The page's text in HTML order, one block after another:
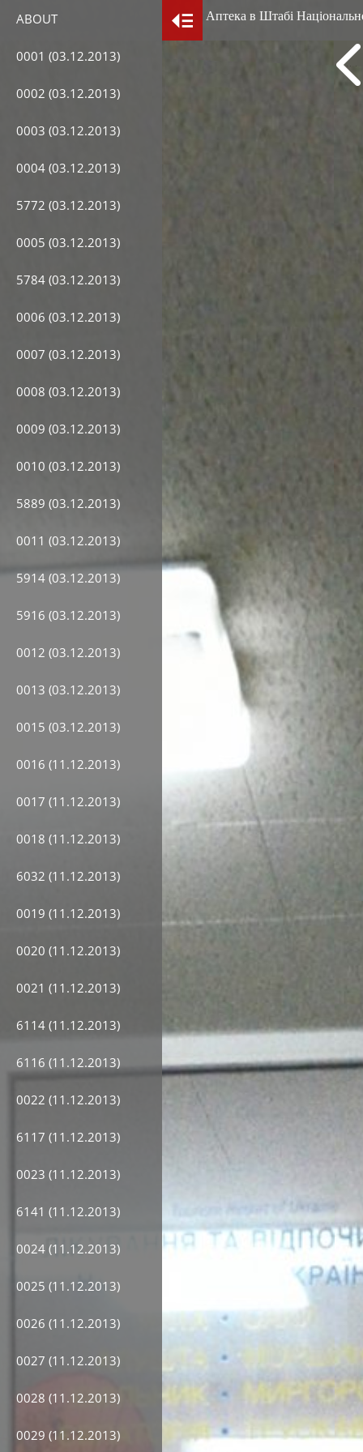
ABOUT
0001 (03.12.2013)
0002 (03.12.2013)
0003 (03.12.2013)
0004 (03.12.2013)
5772 (03.12.2013)
0005 (03.12.2013)
5784 (03.12.2013)
0006 (03.12.2013)
0007 (03.12.2013)
0008 (03.12.2013)
0009 (03.12.2013)
0010 (03.12.2013)
5889 (03.12.2013)
0011 (03.12.2013)
5914 (03.12.2013)
5916 (03.12.2013)
0012 (03.12.2013)
0013 (03.12.2013)
0015 (03.12.2013)
0016 (11.12.2013)
0017 (11.12.2013)
0018 (11.12.2013)
6032 (11.12.2013)
0019 (11.12.2013)
0020 (11.12.2013)
0021 (11.12.2013)
6114 (11.12.2013)
6116 (11.12.2013)
0022 (11.12.2013)
6117 (11.12.2013)
0023 (11.12.2013)
6141 (11.12.2013)
0024 (11.12.2013)
0025 (11.12.2013)
0026 (11.12.2013)
0027 (11.12.2013)
0028 (11.12.2013)
0029 (11.12.2013)
Аптека в Штабі